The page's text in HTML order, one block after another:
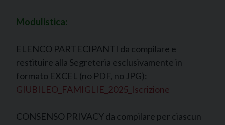
Modulistica:
ELENCO PARTECIPANTI da compilare e
restituire alla Segreteria esclusivamente in
formato EXCEL (no PDF, no JPG):
GIUBILEO_FAMIGLIE_2025_Iscrizione
CONSENSO PRIVACY da compilare per ciascun